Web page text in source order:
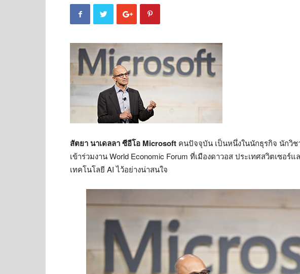
สัตยา นาเดลลา ซีอีโอ Microsoft คนปัจจุบัน เป็นหนึ่งในนักธุรกิจ นักวิช
เข้าร่วมงาน World Economic Forum ที่เมืองดาวอส ประเทศสวิตเซอร์
เทคโนโลยี AI ไว้อย่างน่าสนใจ